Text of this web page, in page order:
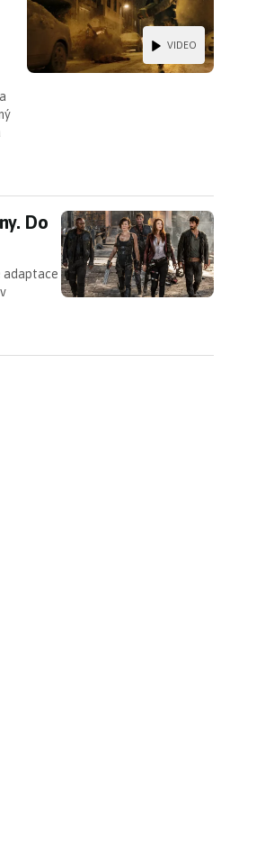
VIDEO
Do kin dorazí už letos
Do
adaptace